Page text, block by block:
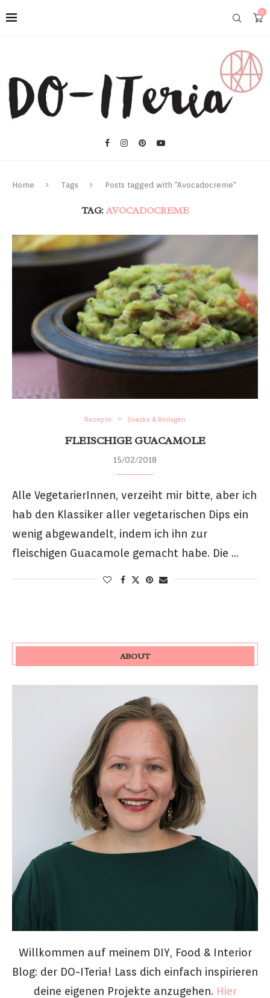
0
Home Tags Posts tagged with "Avocadocreme"
TAG: AVOCADOCREME
Rezepte Snacks & Beilagen
FLEISCHIGE GUACAMOLE
15/02/2018
Alle VegetarierInnen, verzeiht mir bitte, aber ich
hab den Klassiker aller vegetarischen Dips ein
wenig abgewandelt, indem ich ihn zur
fleischigen Guacamole gemacht habe. Die …
ABOUT
Willkommen auf meinem DIY, Food & Interior
Blog: der DO-ITeria! Lass dich einfach inspirieren
deine eigenen Projekte anzugehen. Hier